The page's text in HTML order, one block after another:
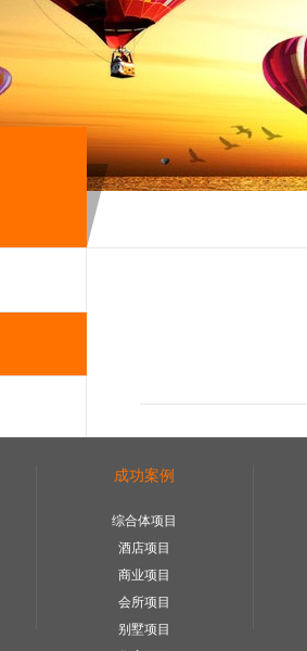
成功案例
综合体项目
酒店项目
商业项目
会所项目
别墅项目